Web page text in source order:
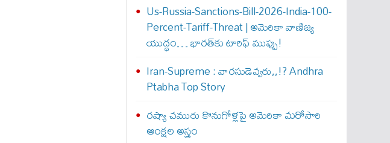
Us-Russia-Sanctions-Bill-2026-India-100-
Percent-Tariff-Threat | అమెరికా వాణిజ్య
యుద్ధం… భారత్‌కు టారిఫ్ ముప్పు!
Iran-Supreme : వార‌సుడెవ్వ‌రు,,!? Andhra
Ptabha Top Story
రష్యా చమురు కొనుగోళ్లపై అమెరికా మరోసారి
ఆంక్షల అస్త్రం